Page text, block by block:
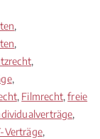
,
,
,
,
, Filmrecht,freie
,
Verträge,